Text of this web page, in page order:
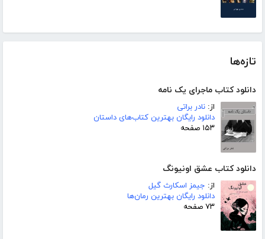
تازه‌ها
دانلود کتاب ماجرای یک نامه
از: نادر براتی
دانلود رایگان بهترین کتاب‌های داستان
۱۵۳ صفحه
دانلود کتاب عشق اونیونگ
از: جیمز اسکارث گیل
دانلود رایگان بهترین رمان‌ها
۷۳ صفحه